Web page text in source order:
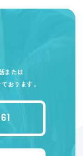
または
おります。